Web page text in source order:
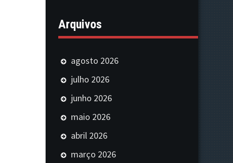
Arquivos
agosto 2026
julho 2026
junho 2026
maio 2026
abril 2026
março 2026